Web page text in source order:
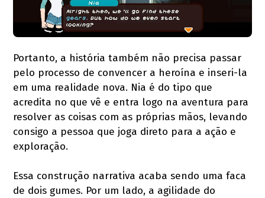
Portanto, a história também não precisa passar
pelo processo de convencer a heroína e inseri-la
em uma realidade nova. Nia é do tipo que
acredita no que vê e entra logo na aventura para
resolver as coisas com as próprias mãos, levando
consigo a pessoa que joga direto para a ação e
exploração.
Essa construção narrativa acaba sendo uma faca
de dois gumes. Por um lado, a agilidade do